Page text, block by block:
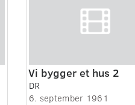
Vi bygger et hus 2
DR
6. september 1961